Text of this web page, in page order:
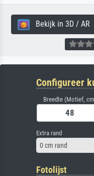
Bekijk in 3D / AR
Configureer
Breedte (Motief,
Extra rand
0 cm rand
Fotolijst